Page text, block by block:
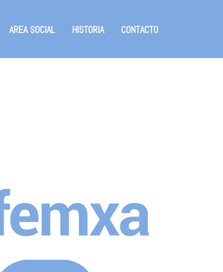
AREA SOCIAL HISTORIA CONTACTO